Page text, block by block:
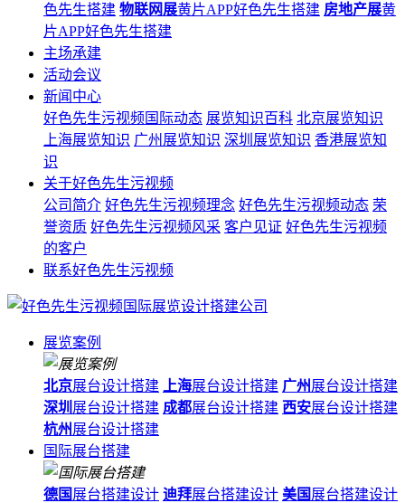
色先生搭建 物联网展黄片APP好色先生搭建 房地产展黄
片APP好色先生搭建
主场承建
活动会议
新闻中心
好色先生污视频国际动态 展览知识百科 北京展览知识
上海展览知识 广州展览知识 深圳展览知识 香港展览知
识
关于好色先生污视频
公司简介 好色先生污视频理念 好色先生污视频动态 荣
誉资质 好色先生污视频风采 客户见证 好色先生污视频
的客户
联系好色先生污视频
展览案例
北京展台设计搭建 上海展台设计搭建 广州展台设计搭建
深圳 展台设计搭建 成都展台设计搭建 西安展台设计搭建
杭州展台设计搭建
国际展台搭建
德国 展台搭建设计 迪拜展台搭建设计 美国 展台搭建设计